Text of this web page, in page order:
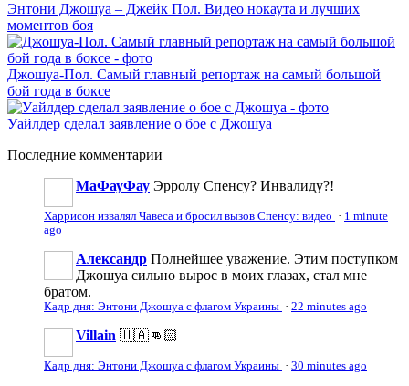
Энтони Джошуа – Джейк Пол. Видео нокаута и лучших
моментов боя
Джошуа-Пол. Самый главный репортаж на самый большой
бой года в боксе
Уайлдер сделал заявление о бое с Джошуа
Последние комментарии
МаФауФау Эрролу Спенсу? Инвалиду?!
Харрисон извалял Чавеса и бросил вызов Спенсу: видео · 1 minute
ago
Александр Полнейшее уважение. Этим поступком
Джошуа сильно вырос в моих глазах, стал мне
братом.
Кадр дня: Энтони Джошуа с флагом Украины · 22 minutes ago
Villain 🇺🇦👊🏻
Кадр дня: Энтони Джошуа с флагом Украины · 30 minutes ago